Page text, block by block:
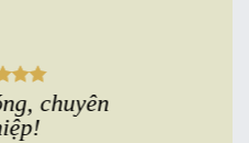
chuyên